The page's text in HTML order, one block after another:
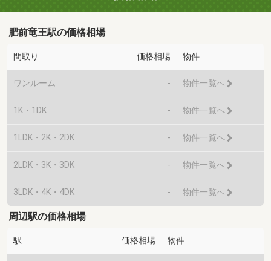
肥前竜王駅の価格相場
間取り 価格相場 物件
ワンルーム - 物件一覧へ
1K・1DK - 物件一覧へ
1LDK・2K・2DK - 物件一覧へ
2LDK・3K・3DK - 物件一覧へ
3LDK・4K・4DK - 物件一覧へ
周辺駅の価格相場
駅 価格相場 物件